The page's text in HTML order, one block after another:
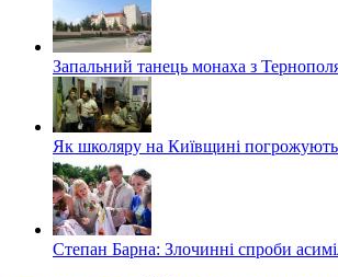
Запальний танець монаха з
Як школяру на Київщині погрожують
Степан Барна: Злочинні спроби